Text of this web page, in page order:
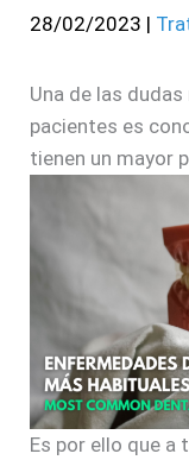
28/02/2023 |
Una de las
pacientes es
tienen un mayor
Es por ello que a